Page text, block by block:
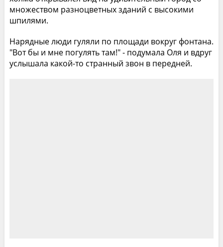
множеством разноцветных зданий с высокими
шпилями.
Нарядные люди гуляли по площади вокруг фонтана.
"Вот бы и мне погулять там!" - подумала Оля и вдруг
услышала какой-то странный звон в передней.